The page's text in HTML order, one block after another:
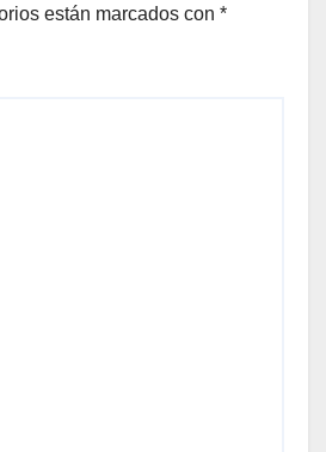
están marcados con *